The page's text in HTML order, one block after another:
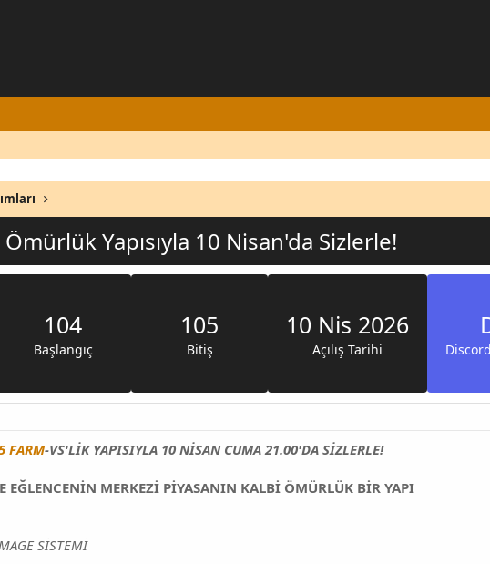
Yapısıyla 10 Ni̇san'da Si̇zlerle!
104
Başlangıç
105
Bitiş
10 Nis 2026
Açılış Tarihi
FARM-VS'LİK YAPISIYLA 10 NİSAN CUMA 21.00'DA SİZLERLE!
EĞLENCENİN MERKEZİ PİYASANIN KALBİ ÖMÜRLÜK BİR YAPI
SİSTEMİ